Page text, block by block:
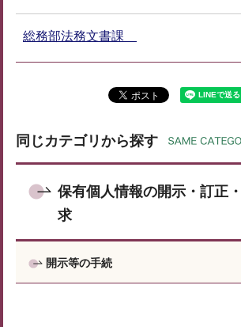
総務部法務文書課
同じカテゴリから探す
保有個人情報の開示・訂正
求
開示等の手続